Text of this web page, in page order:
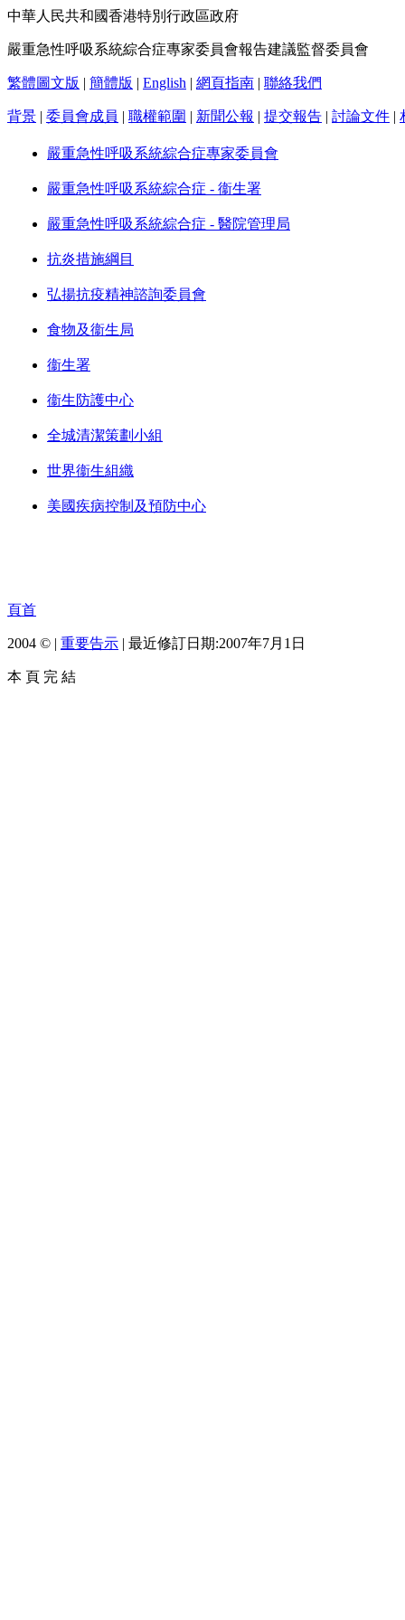
中華人民共和國香港特別行政區政府
嚴重急性呼吸系統綜合症專家委員會報告建議監督委員會
繁體圖文版 | 簡體版 | English | 網頁指南 | 聯絡我們
背景 | 委員會成員 | 職權範圍 | 新聞公報 | 提交報告 | 討論文件 |
嚴重急性呼吸系統綜合症專家委員會
嚴重急性呼吸系統綜合症 - 衞生署
嚴重急性呼吸系統綜合症 - 醫院管理局
抗炎措施綱目
弘揚抗疫精神諮詢委員會
食物及衞生局
衞生署
衞生防護中心
全城清潔策劃小組
世界衞生組織
美國疾病控制及預防中心
頁首
2004 © | 重要告示 | 最近修訂日期:2007年7月1日
本 頁 完 結